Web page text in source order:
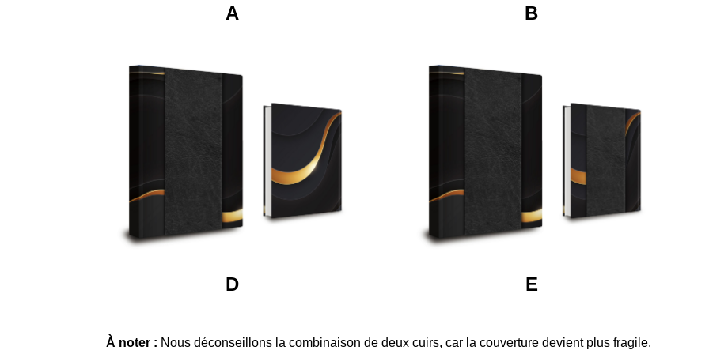
A B
D E
À noter : Nous déconseillons la combinaison de deux cuirs, car la couverture devient plus fragile.